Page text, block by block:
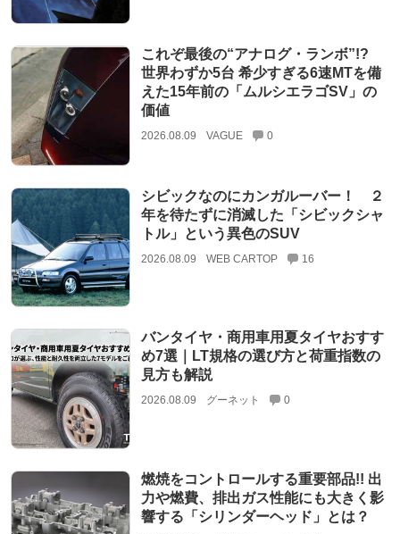
これぞ最後の“アナログ・ランボ”!?
世界わずか5台 希少すぎる6速MTを備
えた15年前の「ムルシエラゴSV」の
価値
2026.08.09 VAGUE 0
シビックなのにカンガルーバー！ ２
年を待たずに消滅した「シビックシャ
トル」という異色のSUV
2026.08.09 WEB CARTOP 16
バンタイヤ・商用車用夏タイヤおすす
め7選｜LT規格の選び方と荷重指数の
見方も解説
2026.08.09 グーネット 0
燃焼をコントロールする重要部品!! 出
力や燃費、排出ガス性能にも大きく影
響する「シリンダーヘッド」とは？